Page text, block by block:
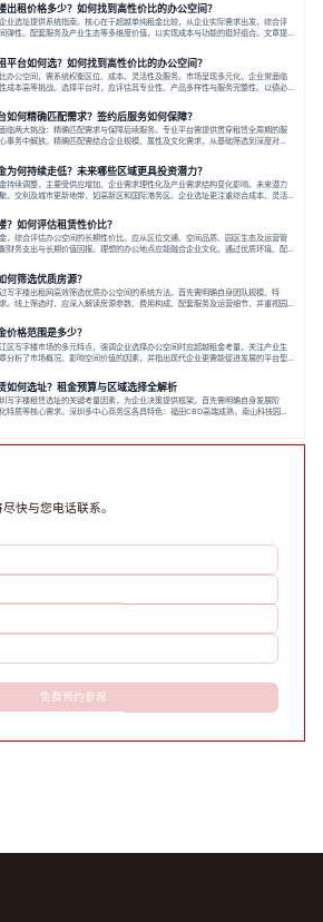
出租价格多少？如何找到高性价比的办公空间？
业选址提供系统指南。核心在于超越单纯租金比较，从企业实际需求出发，综合评
弹性、配套服务及产业生态等多维度价值，以实现成本与功能的挺好组合。文章提
，采用精装灵活空间与共享配套以提升性价比，并通过不同规模企业的实际案例加
专业运营服务商提供的稳定环境、社群活动与产业集聚等增值服务，是很大化空间
的关键。对于许多在
平台如何选？如何找到高性价比的办公空间？
办公空间，需系统权衡区位、成本、灵活性及服务。市场呈现多元化，企业常面临
成本高等挑战。选择平台时，应评估其专业性、产品多样性与服务完整性。以德必
到生态的解决方案，通过特色园区、灵活产品和丰富配套，满足不同企业需求。企
实地考察，选择能支持长期发展、提升竞争力的办公空间。在上海寻找合适的办公
负责人、中小企业主
如何精确匹配需求？签约后服务如何保障？
临两大挑战：精确匹配需求与保障后续服务。专业平台需提供贯穿租赁全周期的服
事务中解放。精确匹配需结合企业规模、属性及文化需求，从基础筛选到深度对
覆盖硬件运维、共享配套及专业物业的全周期保障体系。德必集团通过标准化服务
以全国布局和产业生态圈为企业提供稳定支持，体现了从信息撮合到深度服务的能
找办公空间的过程中，
为何持续走低？未来哪些区域更具投资潜力？
持续调整，主要受供应增加、企业需求理性化及产业需求结构变化影响。未来潜力
、交利及城市更新地带，如高新区和国际港务区。企业选址更注重综合成本、灵活
于提供全包式服务的办公空间。专业运营方通过空间优化与社群服务，助力企业成
化、高性价比方向发展。近年来，西安写字楼市场呈现出租金持续调整的态势，这
关注。作为西部重要
？如何评估租赁性价比？
，综合评估办公空间的长期性价比。应从区位交通、空间品质、园区生态及运营管
财务支出与长期价值回报。理想的办公地点应能融合企业文化，通过优质环境、配
能业务增长，实现成本与价值的平衡。对于许多正在成长或寻求稳定发展的企业而
办公空间是一项至关重要的决策。这不仅关系到团队的日常工作效率与协作氛围，
品牌形象、运营成本
何筛选优质房源？
写字楼出租网高效筛选优质办公空间的系统方法。首先需明确自身团队规模、特
。线上筛选时，应深入解读房源参数、费用构成、配套服务及运营细节，并重视园
位价值。同时，需考察运营方的品牌背景与持续服务能力。完成线上初选后，必须
核对空间实景、测试设施、感受园区氛围并确认合同条款，从而做出精确决策。在
出租网已成为企业寻找
价格范围是多少？
区写字楼市场的多元特点，强调企业选择办公空间时应超越租金考量，关注产业生
分析了市场概况、影响空间价值的因素，并指出现代企业更需能促进发展的平台型
集团为例，说明运营方如何通过构建服务生态助力企业成长，建议企业系统评估需
匹配的发展载体。对于许多寻求在上海松江区设立或扩展办公空间的企业而言，了
场概况是决策的首先
如何选址？租金预算与区域选择全解析
写字楼租赁选址的关键考量因素，为企业决策提供框架。首先需明确自身发展阶
特质等核心需求。深圳多中心商务区各具特色：福田CBD高端成熟，南山科技园创
策优势。除传统写字楼外，创意产业园注重生态与社群，适合文创、科技类企业。
略决策，旨在让办公
快与您电话联系。
免费预约参观